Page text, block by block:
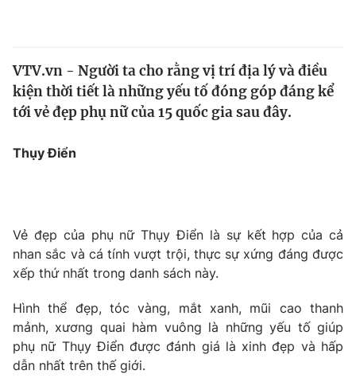
Thế giới
Kinh tế
Góc doanh nghiệp
Truyền hình
Phim VTV
Hậu trường
Nhân vật
Khán giả
Điện ảnh
Âm nhạc
Đời sống
Du lịch
VTV.vn - Người ta cho rằng vị trí địa lý và điều
kiện thời tiết là những yếu tố đóng góp đáng kể
tới vẻ đẹp phụ nữ của 15 quốc gia sau đây.
Thụy Điển
Vẻ đẹp của phụ nữ Thụy Điển là sự kết hợp của cả
nhan sắc và cá tính vượt trội, thực sự xứng đáng được
xếp thứ nhất trong danh sách này.
Hình thể đẹp, tóc vàng, mắt xanh, mũi cao thanh
mảnh, xương quai hàm vuông là những yếu tố giúp
phụ nữ Thụy Điển được đánh giá là xinh đẹp và hấp
dẫn nhất trên thế giới.